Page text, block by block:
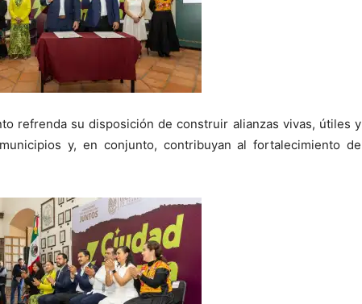
refrenda su disposición de construir alianzas vivas, útiles y
y, en conjunto, contribuyan al fortalecimiento de